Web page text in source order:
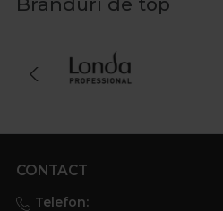
CONTACT
Telefon: